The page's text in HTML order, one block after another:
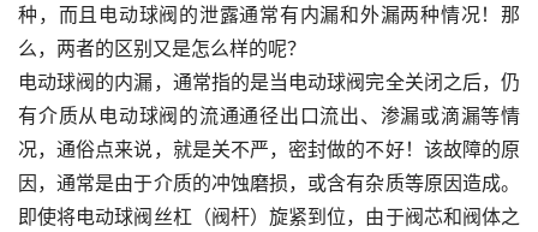
种，而且电动球阀的泄露通常有内漏和外漏两种情况！那
么，两者的区别又是怎么样的呢？
电动球阀的内漏，通常指的是当电动球阀完全关闭之后，仍
有介质从电动球阀的流通通径出口流出、渗漏或滴漏等情
况，通俗点来说，就是关不严，密封做的不好！该故障的原
因，通常是由于介质的冲蚀磨损，或含有杂质等原因造成。
即使将电动球阀丝杠（阀杆）旋紧到位，由于阀芯和阀体之